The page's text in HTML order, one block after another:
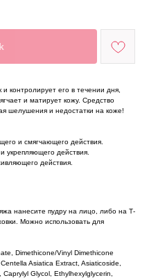
контролирует его в течении дня,
и матирует кожу. Средство
шелушения и недостатки на коже!
и смягчающего действия.
действия.
действия.
нанесите пудру на лицо, либо на Т-
Можно использовать для
Dimethicone/Vinyl Dimethicone
Asiatica Extract, Asiaticoside,
Glycol, Ethylhexylglycerin,